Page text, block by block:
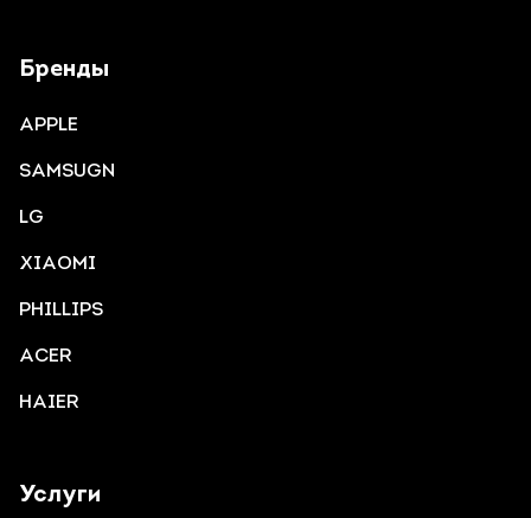
Услуги
Бренды
APPLE
SAMSUGN
LG
XIAOMI
PHILLIPS
ACER
HAIER